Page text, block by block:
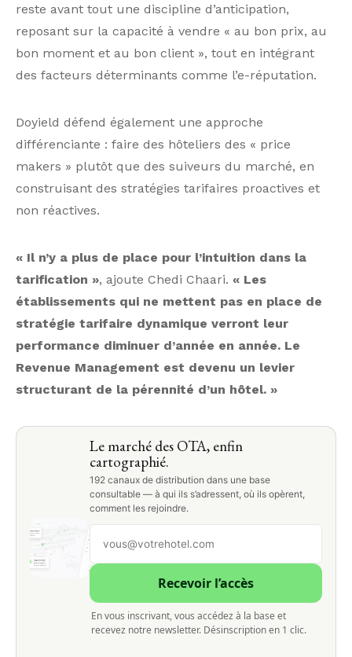
reste avant tout une discipline d’anticipation,
reposant sur la capacité à vendre « au bon prix, au
bon moment et au bon client », tout en intégrant
des facteurs déterminants comme l’e-réputation.
Doyield défend également une approche
différenciante : faire des hôteliers des « price
makers » plutôt que des suiveurs du marché, en
construisant des stratégies tarifaires proactives et
non réactives.
« Il n’y a plus de place pour l’intuition dans la
tarification », ajoute Chedi Chaari. « Les
établissements qui ne mettent pas en place de
stratégie tarifaire dynamique verront leur
performance diminuer d’année en année. Le
Revenue Management est devenu un levier
structurant de la pérennité d’un hôtel. »
Le marché des OTA, enfin
cartographié.
192 canaux de distribution dans une base
consultable — à qui ils s’adressent, où ils opèrent,
comment les rejoindre.
Recevoir l’accès
En vous inscrivant, vous accédez à la base et
recevez notre newsletter. Désinscription en 1 clic.